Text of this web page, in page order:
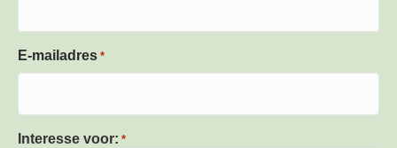
E-mailadres *
Interesse voor: *